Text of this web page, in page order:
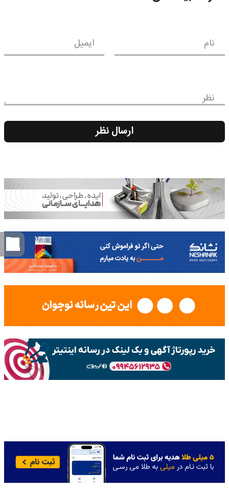
نام ایمیل
نظر
ارسال نظر